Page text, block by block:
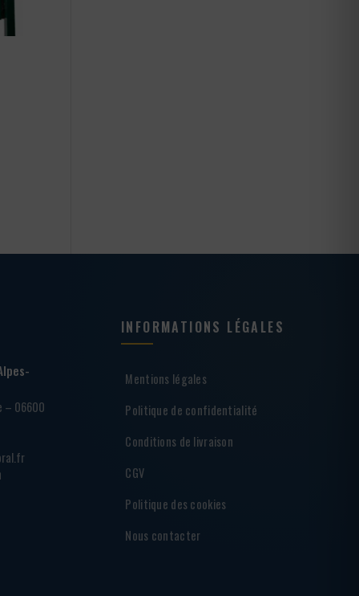
– 06600
INFORMATIONS LÉGALES
Mentions légales
Politique de confidentialité
Conditions de livraison
CGV
Politique des cookies
Nous contacter